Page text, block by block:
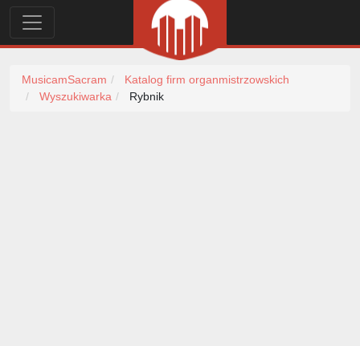
MusicamSacram
Katalog firm organmistrzowskich
Wyszukiwarka
Rybnik